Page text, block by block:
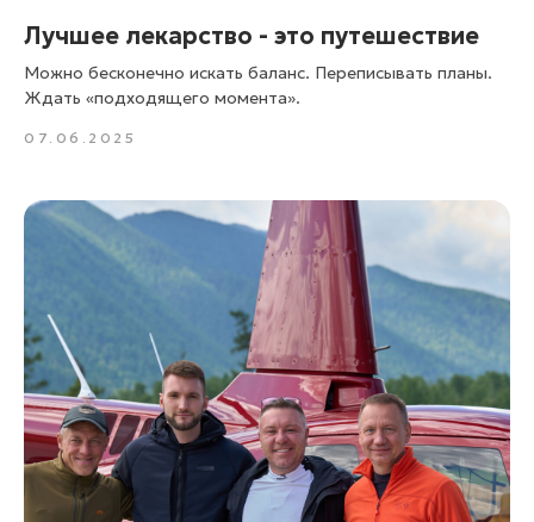
Лучшее лекарство - это путешествие
Можно бесконечно искать баланс. Переписывать планы.
Ждать «подходящего момента».
07.06.2025